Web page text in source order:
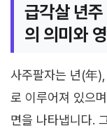
급각살 년
의 의미와
사주팔자는 년(年
로 이루어져 있으
면을 나타냅니다.